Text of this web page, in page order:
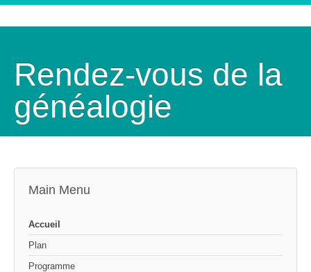
Rendez-vous de la
généalogie
Main Menu
Accueil
Plan
Programme